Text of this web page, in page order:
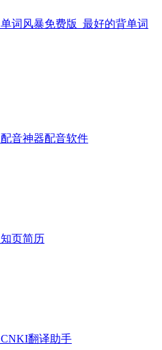
单词风暴免费版_最好的背单词
配音神器配音软件
知页简历
CNKI翻译助手